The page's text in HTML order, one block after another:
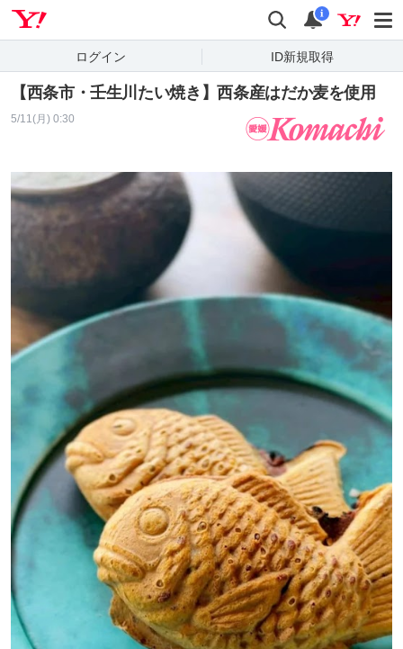
検索 通知
i
ログイン ID新規取得
【西条市・壬生川たい焼き】西条産はだか麦を使用
5/11(月) 0:30